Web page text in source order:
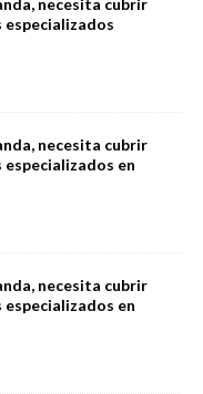
necesita cubrir
especializados
necesita cubrir
en
necesita cubrir
en